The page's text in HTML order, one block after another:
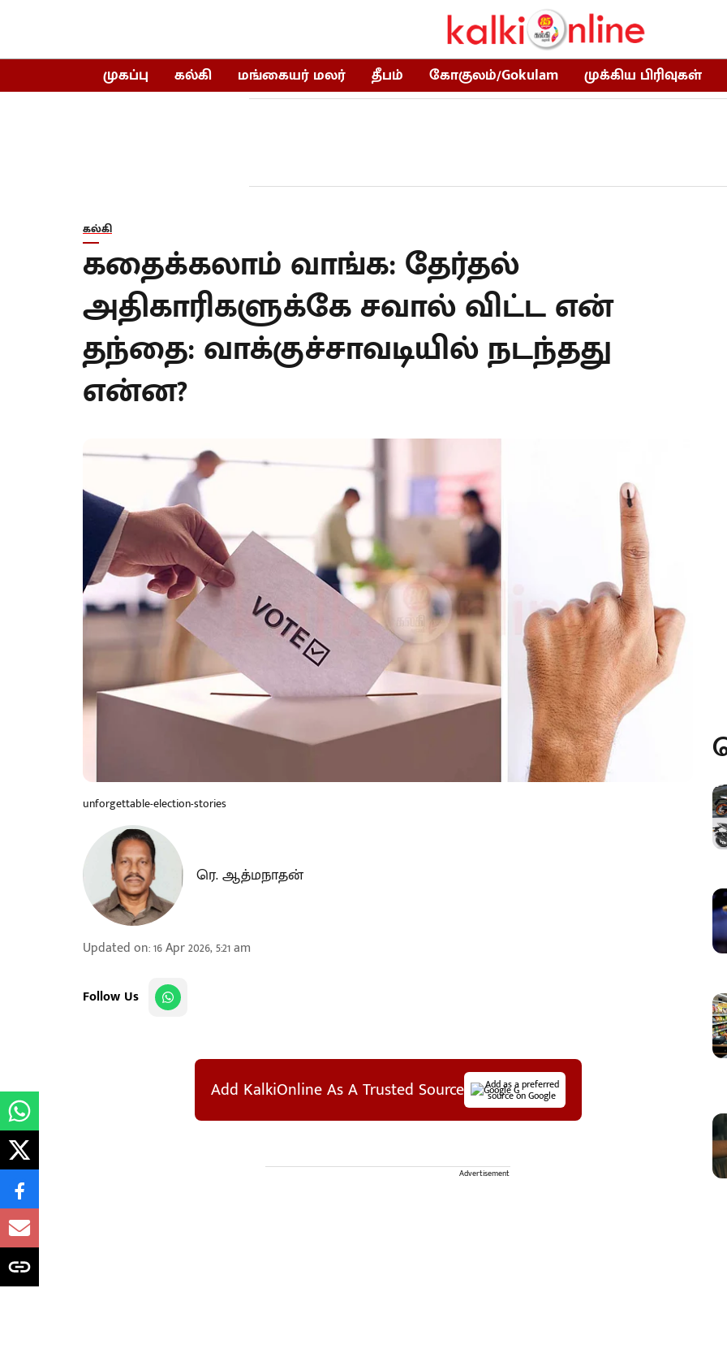
முகப்பு கல்கி மங்கையர் மலர் தீபம் கோகுலம்/Gokulam முக்கிய பிரிவுகள்
கல்கி
கதைக்கலாம் வாங்க: தேர்தல்
அதிகாரிகளுக்கே சவால் விட்ட என்
தந்தை: வாக்குச்சாவடியில் நடந்தது
என்ன?
unforgettable-election-stories
ரெ. ஆத்மநாதன்
Updated on:16 Apr 2026, 5:21 am
Follow Us
Add KalkiOnline As A Trusted Source Add as a preferred
source on Google
Advertisement